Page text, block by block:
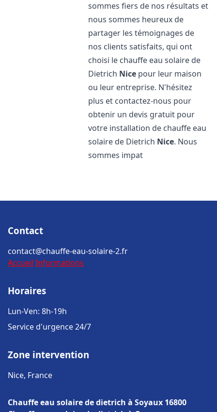
sommes fiers de nos résultats et
nous sommes heureux de
partager les témoignages de
nos clients satisfaits, qui ont
choisi le chauffe eau solaire de
Dietrich Nice pour leur maison
ou leur entreprise. N'hésitez
plus et contactez-nous pour
obtenir un devis gratuit pour
votre installation de chauffe eau
solaire de Dietrich Nice. Nous
sommes impat
Contact
contact@chauffe-eau-solaire-2.fr
Accueil Informations
Horaires
Lun-Ven: 8h-19h
Service d'urgence 24/7
Zone intervention
Nice, France
Chauffe eau solaire de dietrich à Soyaux 16800